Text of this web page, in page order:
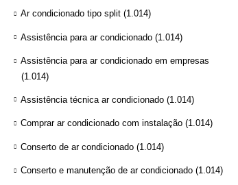
Ar condicionado tipo split (1.014)
Assistência para ar condicionado (1.014)
Assistência para ar condicionado em empresas
(1.014)
Assistência técnica ar condicionado (1.014)
Comprar ar condicionado com instalação (1.014)
Conserto de ar condicionado (1.014)
Conserto e manutenção de ar condicionado (1.014)